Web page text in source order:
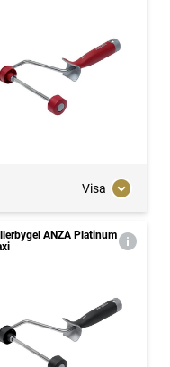
Visa
ANZA Platinum